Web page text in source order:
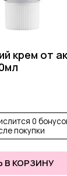
крем от
0
покупки
В КОРЗИНУ